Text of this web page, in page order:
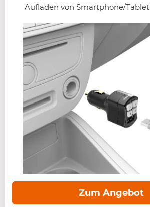
Aufladen von Smartphone/Tablet
Zum Angebot